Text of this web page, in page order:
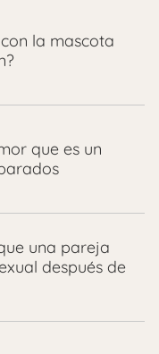
la mascota
que es un
una pareja
después de